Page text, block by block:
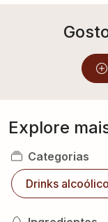
Explore
Categorias
Drinks